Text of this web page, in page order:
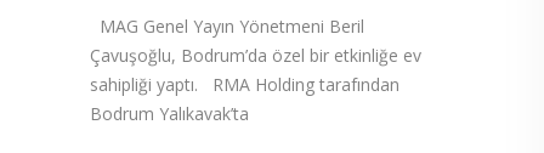
MAG Genel Yayın Yönetmeni Beril
Çavuşoğlu, Bodrum’da özel bir etkinliğe ev
sahipliği yaptı. RMA Holding tarafından
Bodrum Yalıkavak’ta